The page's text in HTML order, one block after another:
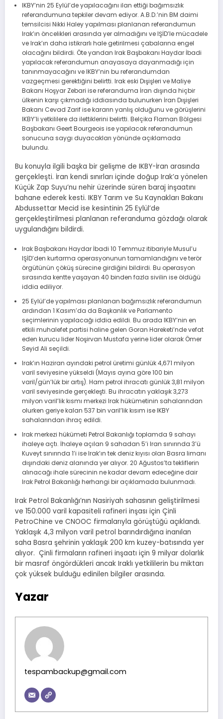
IKBY’nin 25 Eylül’de yapılacağını ilan ettiği bağımsızlık
referandumuna tepkiler devam ediyor. A.B.D.’nin BM daimi
temsilcisi Nikki Haley yapılması planlanan referandumun
Irak’ın öncelikleri arasında yer almadığını ve IŞİD’le mücadele
ve Irak’ın daha istikrarlı hale getirilmesi çabalarına engel
olacağını bildirdi. Öte yandan Irak Başbakanı Haydar İbadi
yapılacak referandumun anayasaya dayanmadığı için
tanınmayacağını ve IKBY’nin bu referandumdan
vazgeçmesi gerektiğini belirtti. Irak eski Dışişleri ve Maliye
Bakanı Hoşyar Zebari ise referanduma İran dışında hiçbir
ülkenin karşı çıkmadığı iddiasında bulunurken İran Dışişleri
Bakanı Cevad Zarif ise kararın yanlış olduğunu ve görüşlerini
IKBY’li yetkililere da ilettiklerini belirtti. Belçika Flaman Bölgesi
Başbakanı Geert Bourgeois ise yapılacak referandumun
sonucuna saygı duyacakları yönünde açıklamada
bulundu.
Bu konuyla ilgili başka bir gelişme de IKBY-İran arasında
gerçekleşti. İran kendi sınırları içinde doğup Irak’a yönelen
Küçük Zap Suyu’nu nehir üzerinde süren baraj inşaatını
bahane ederek kesti. IKBY Tarım ve Su Kaynakları Bakanı
Abdussettar Mecid ise kesintinin 25 Eylül’de
gerçekleştirilmesi planlanan referanduma gözdağı olarak
uygulandığını bildirdi.
Irak Başbakanı Haydar İbadi 10 Temmuz itibariyle Musul’u
IŞİD’den kurtarma operasyonunun tamamlandığını ve terör
örgütünün çöküş sürecine girdiğini bildirdi. Bu operasyon
sırasında kentte yaşayan 40 binden fazla sivilin ise öldüğü
iddia ediliyor.
25 Eylül’de yapılması planlanan bağımsızlık referandumun
ardından 1 Kasım’da da Başkanlık ve Parlamento
seçimlerinin yapılacağı iddia edildi. Bu arada IKBY’nin en
etkili muhalefet partisi haline gelen Goran Hareketi’nde vefat
eden kurucu lider Noşirvan Mustafa yerine lider olarak Ömer
Seyid Ali seçildi.
Irak’ın Haziran ayındaki petrol üretimi günlük 4,671 milyon
varil seviyesine yükseldi (Mayıs ayına göre 100 bin
varil/gün’lük bir artış). Ham petrol ihracatı günlük 3,81 milyon
varil seviyesinde gerçekleşti. Bu ihracatın yaklaşık 3,273
milyon varil’lik kısmı merkezi Irak hükümetinin sahalarından
olurken geriye kalan 537 bin varil’lik kısım ise IKBY
sahalarından ihraç edildi.
Irak merkezi hükümeti Petrol Bakanlığı toplamda 9 sahayı
ihaleye açtı. İhaleye açılan 9 sahadan 5’i Iran sınırında 3’ü
Kuveyt sınırında 1’i ise Irak’ın tek deniz kıyısı olan Basra limanı
dışındaki deniz alanında yer alıyor. 20 Ağustos’ta tekliflerin
alınacağı ihale sürecinin ne kadar devam edeceğine dair
Irak Petrol Bakanlığı herhangi bir açıklamada bulunmadı.
Irak Petrol Bakanlığı’nın Nasiriyah sahasının geliştirilmesi
ve 150.000 varil kapasiteli rafineri inşası için Çinli
PetroChine ve CNOOC firmalarıyla görüştüğü açıklandı.
Yaklaşık 4,3 milyon varil petrol barındırdığına inanılan
saha Basra şehrinin yaklaşık 200 km kuzey-batısında yer
alıyor. Çinli firmaların rafineri inşaatı için 9 milyar dolarlık
bir masraf öngördükleri ancak Iraklı yetkililerin bu miktarı
çok yüksek bulduğu edinilen bilgiler arasında.
Yazar
tespambackup@gmail.com